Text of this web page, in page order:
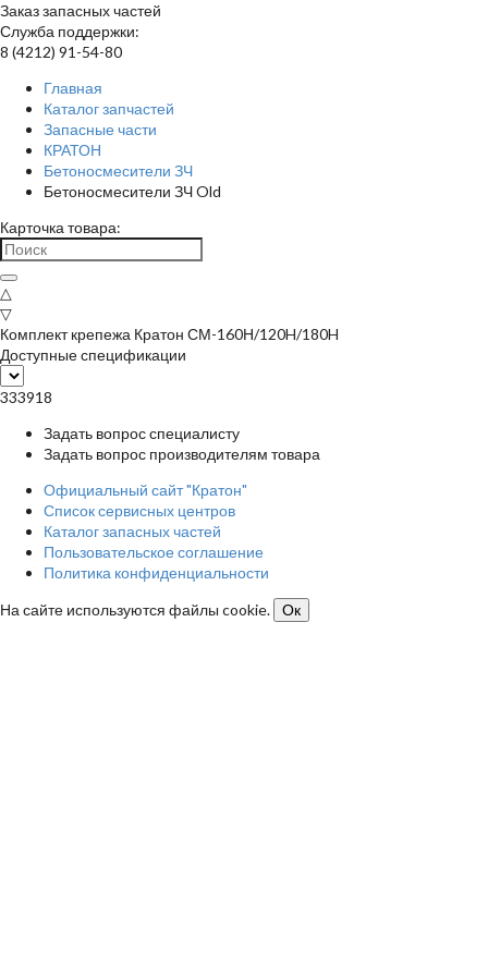
Заказ запасных частей
Служба поддержки:
8 (4212) 91-54-80
Главная
Каталог запчастей
Запасные части
КРАТОН
Бетоносмесители ЗЧ
Бетоносмесители ЗЧ Old
Карточка товара:
△
▽
Комплект крепежа Кратон СМ-160Н/120H/180H
Доступные спецификации
333918
Задать вопрос специалисту
Задать вопрос производителям товара
Официальный сайт "Кратон"
Список сервисных центров
Каталог запасных частей
Пользовательское соглашение
Политика конфиденциальности
На сайте используются файлы cookie.
Ок